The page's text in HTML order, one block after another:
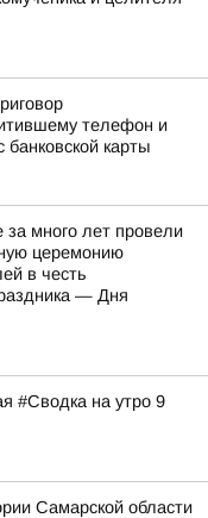
телефон и
карты
много лет провели
церемонию
в честь
— Дня
#Сводка на утро 9
Самарской области